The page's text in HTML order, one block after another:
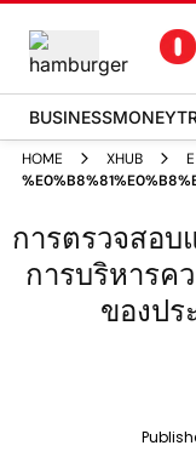
BUSINESSMONEY
HOME XHUB
การตรวจสอบ
การบริหารค
ของปร